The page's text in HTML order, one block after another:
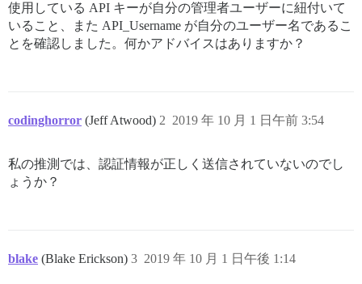
使用している API キーが自分の管理者ユーザーに紐付いて
いること、また API_Username が自分のユーザー名であるこ
とを確認しました。何かアドバイスはありますか？
codinghorror (Jeff Atwood) 2019 年 10 月 1 日午前 3:54
2
私の推測では、認証情報が正しく送信されていないのでし
ょうか？
blake (Blake Erickson) 2019 年 10 月 1 日午後 1:14
3